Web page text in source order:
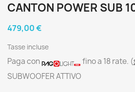
CANTON POWER SUB
479,00 €
Tasse incluse
Paga con fino a 18 rate. (
SUBWOOFER ATTIVO